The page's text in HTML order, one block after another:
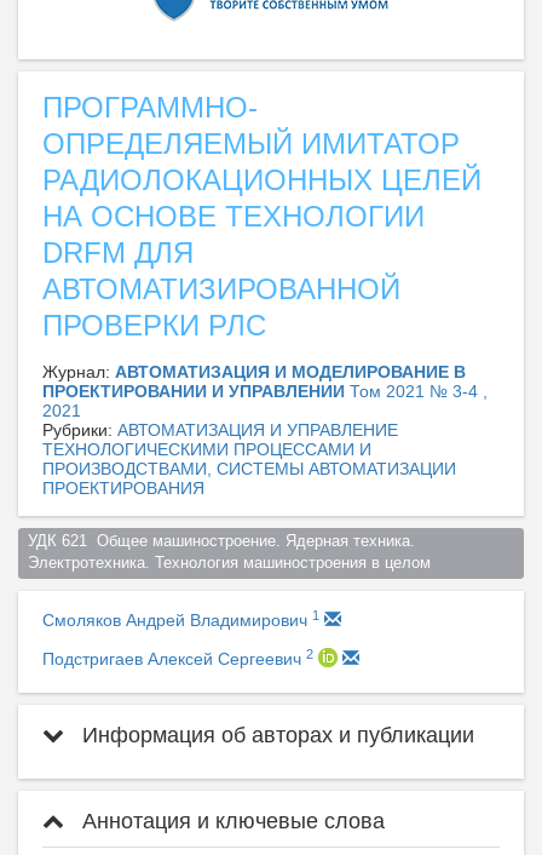
ПРОГРАММНО-
ОПРЕДЕЛЯЕМЫЙ ИМИТАТОР
РАДИОЛОКАЦИОННЫХ ЦЕЛЕЙ
НА ОСНОВЕ ТЕХНОЛОГИИ
DRFM ДЛЯ
АВТОМАТИЗИРОВАННОЙ
ПРОВЕРКИ РЛС
Журнал: АВТОМАТИЗАЦИЯ И МОДЕЛИРОВАНИЕ В
ПРОЕКТИРОВАНИИ И УПРАВЛЕНИИ Том 2021 № 3-4 ,
2021
Рубрики: АВТОМАТИЗАЦИЯ И УПРАВЛЕНИЕ
ТЕХНОЛОГИЧЕСКИМИ ПРОЦЕССАМИ И
ПРОИЗВОДСТВАМИ, СИСТЕМЫ АВТОМАТИЗАЦИИ
ПРОЕКТИРОВАНИЯ
УДК 621  Общее машиностроение. Ядерная техника.
Электротехника. Технология машиностроения в целом
Смоляков Андрей Владимирович 1
Подстригаев Алексей Сергеевич 2
Информация об авторах и публикации
Аннотация и ключевые слова